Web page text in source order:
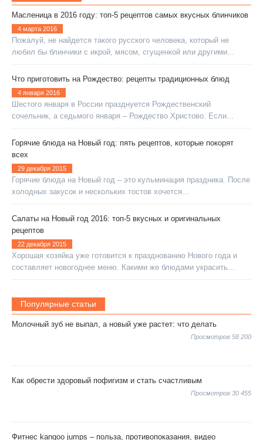
Масленица в 2016 году: топ-5 рецептов самых вкусных блинчиков
4 марта 2016
Пожалуй, не найдется такого русского человека, который не
любил бы блинчики с икрой, мясом, сгущенкой или другими...
Что приготовить на Рождество: рецепты традиционных блюд
4 января 2016
Шестого января в России празднуется Рождественский
сочельник, а седьмого января – Рождество Христово. Если...
Горячие блюда на Новый год: пять рецептов, которые покорят
всех
29 декабря 2015
Горячие блюда на Новый год – это кульминация праздника. После
холодных закусок и нескольких тостов хочется...
Салаты на Новый год 2016: топ-5 вкусных и оригинальных
рецептов
22 декабря 2015
Хорошая хозяйка уже готовится к празднованию Нового года и
составляет новогоднее меню. Какими же блюдами украсить...
Популярные статьи
Молочный зуб не выпал, а новый уже растет: что делать
Просмотров 58 200
Как обрести здоровый пофигизм и стать счастливым
Просмотров 30 455
Фитнес kangoo jumps – польза, противопоказания, видео